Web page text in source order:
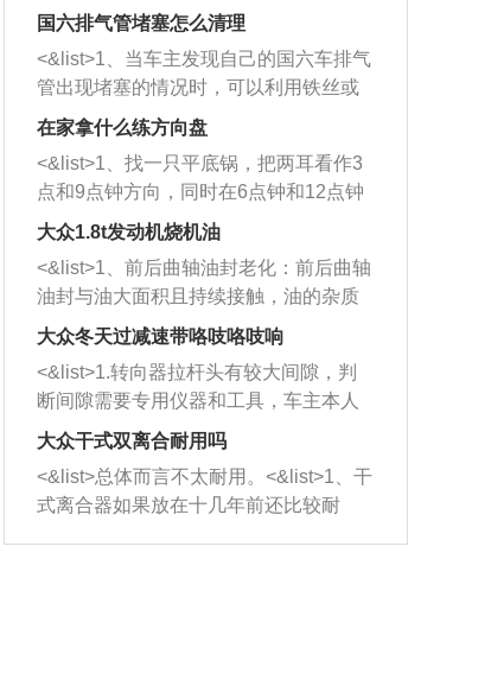
牌，但是中高低端的轮胎都有生产，这
也是为了更好的开拓市场。
国六排气管堵塞怎么清理
<&list>1、当车主发现自己的国六车排气
管出现堵塞的情况时，可以利用铁丝或
者是细棍，直接将杂物给取出来，如果
堵塞情况比较严重，也可以采取应急措
施。 <&list>2、直接利用木棍将所有的
杂物推到排气管里面的位置处，然后将
三元催化器拆解开，就可以将堵塞的东
西取出来。但如果是因为积碳过多引起
的堵塞，就需要将三元催化器泡在草酸
洗剂对堵塞的情况得到解决，将清洗剂
放在燃油箱中，与燃油混合后，车辆启
动时，就可以和汽油一起进入到燃烧
室，最后形成废气排出，就可以让三元
催化器得到清洗，排气管堵塞的情况就
能够得到解决。
在家拿什么练方向盘
<&list>1、找一只平底锅，把两耳看作3
点和9点钟方向，同时在6点钟和12点钟
方向做一个标记。 <&list>2、双手握住
一圈半的练习，往右同样也要打相同的
圈数。 <&list>3、最后强调要反复练
习，这样就可以形成肌肉记忆，在真实
驾驶车辆时，不需要记忆也能打好方
向。
大众1.8t发动机烧机油
<&list>1、前后曲轴油封老化：前后曲轴
油封与油大面积且持续接触，油的杂质
和发动机内持续温度变化使其密封效果
逐渐减弱，导致渗油或漏油。<&list>2、
活塞间隙过大：积碳会使活塞环与缸体
的间隙扩大，导致机油流入燃烧室中，
造成烧机油。<&list>3、机油粘度。使用
机油粘度过小的话，同样会有烧机油现
象，机油粘度过小具有很好的流动性，
大众冬天过减速带咯吱咯吱响
<&list>1.转向器拉杆头有较大间隙，判
断间隙需要专用仪器和工具，车主本人
无法制作，需要将车辆送到修理厂或4s
店；<&list>2.车辆半轴套管防尘罩破
裂，破裂后会出现漏油现象，使半轴磨
损严重，磨损的半轴容易损坏，产生异
响；<&list>3.稳定器的转向胶套和球头
大众干式双离合耐用吗
<&list>总体而言不太耐用。<&list>1、干
式离合器如果放在十几年前还比较耐